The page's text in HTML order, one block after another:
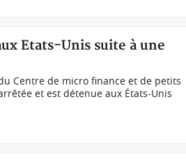
Etats-Unis suite à une
Centre de micro finance et de petits
et est détenue aux États-Unis